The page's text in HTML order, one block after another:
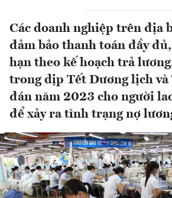
Các doanh nghiệp trên địa
đảm bảo thanh toán đầy
hạn theo kế hoạch trả
trong dịp Tết Dương lịch và
đán năm 2023 cho người
để xảy ra tình trạng nợ